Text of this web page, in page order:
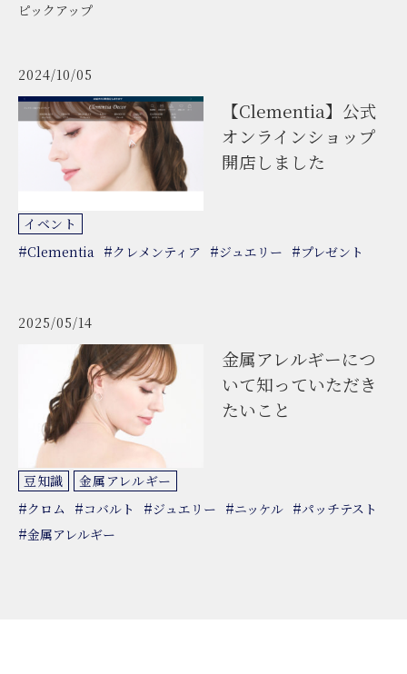
ピックアップ
2024/10/05
【Clementia】公式
オンラインショップ
開店しました
イベント
#Clementia #クレメンティア #ジュエリー #プレゼント
2025/05/14
金属アレルギーにつ
いて知っていただき
たいこと
豆知識 金属アレルギー
#クロム #コバルト #ジュエリー #ニッケル #パッチテスト
#金属アレルギー